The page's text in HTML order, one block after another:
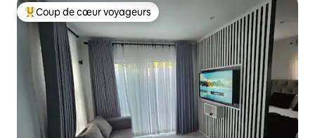
Coups de cœur voyageurs les plus appréciés
Coup de cœur voyageurs